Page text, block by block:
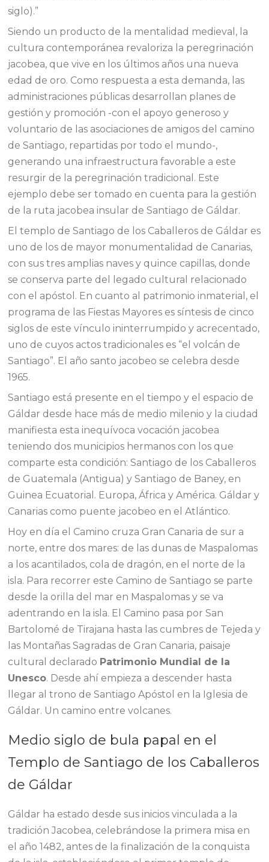
siglo).”
Siendo un producto de la mentalidad medieval, la
cultura contemporánea revaloriza la peregrinación
jacobea, que vive en los últimos años una nueva
edad de oro. Como respuesta a esta demanda, las
administraciones públicas desarrollan planes de
gestión y promoción -con el apoyo generoso y
voluntario de las asociaciones de amigos del camino
de Santiago, repartidas por todo el mundo-,
generando una infraestructura favorable a este
resurgir de la peregrinación tradicional. Este
ejemplo debe ser tomado en cuenta para la gestión
de la ruta jacobea insular de Santiago de Gáldar.
El templo de Santiago de los Caballeros de Gáldar es
uno de los de mayor monumentalidad de Canarias,
con sus tres amplias naves y quince capillas, donde
se conserva parte del legado cultural relacionado
con el apóstol. En cuanto al patrimonio inmaterial, el
programa de las Fiestas Mayores es síntesis de cinco
siglos de este vínculo ininterrumpido y acrecentado,
uno de cuyos actos tradicionales es “el volcán de
Santiago”. El año santo jacobeo se celebra desde
1965.
Santiago está presente en el tiempo y el espacio de
Gáldar desde hace más de medio milenio y la ciudad
manifiesta esta inequívoca vocación jacobea
teniendo dos municipios hermanos con los que
comparte esta condición: Santiago de los Caballeros
de Guatemala (Antigua) y Santiago de Baney, en
Guinea Ecuatorial. Europa, África y América. Gáldar y
Canarias como puente jacobeo en el Atlántico.
Hoy en día el Camino cruza Gran Canaria de sur a
norte, entre dos mares: de las dunas de Maspalomas
a los acantilados, cola de dragón, en el norte de la
isla. Para recorrer este Camino de Santiago se parte
desde la orilla del mar en Maspalomas y se va
adentrando en la isla. El Camino pasa por San
Bartolomé de Tirajana hasta las cumbres de Tejeda y
las Montañas Sagradas de Gran Canaria, paisaje
cultural declarado Patrimonio Mundial de la
Unesco. Desde ahí empieza a descender hasta
llegar al trono de Santiago Apóstol en la Iglesia de
Gáldar. Un camino entre volcanes.
Medio siglo de bula papal en el
Templo de Santiago de los Caballeros
de Gáldar
Gáldar ha estado desde sus inicios vinculada a la
tradición Jacobea, celebrándose la primera misa en
el año 1482, antes de la finalización de la conquista